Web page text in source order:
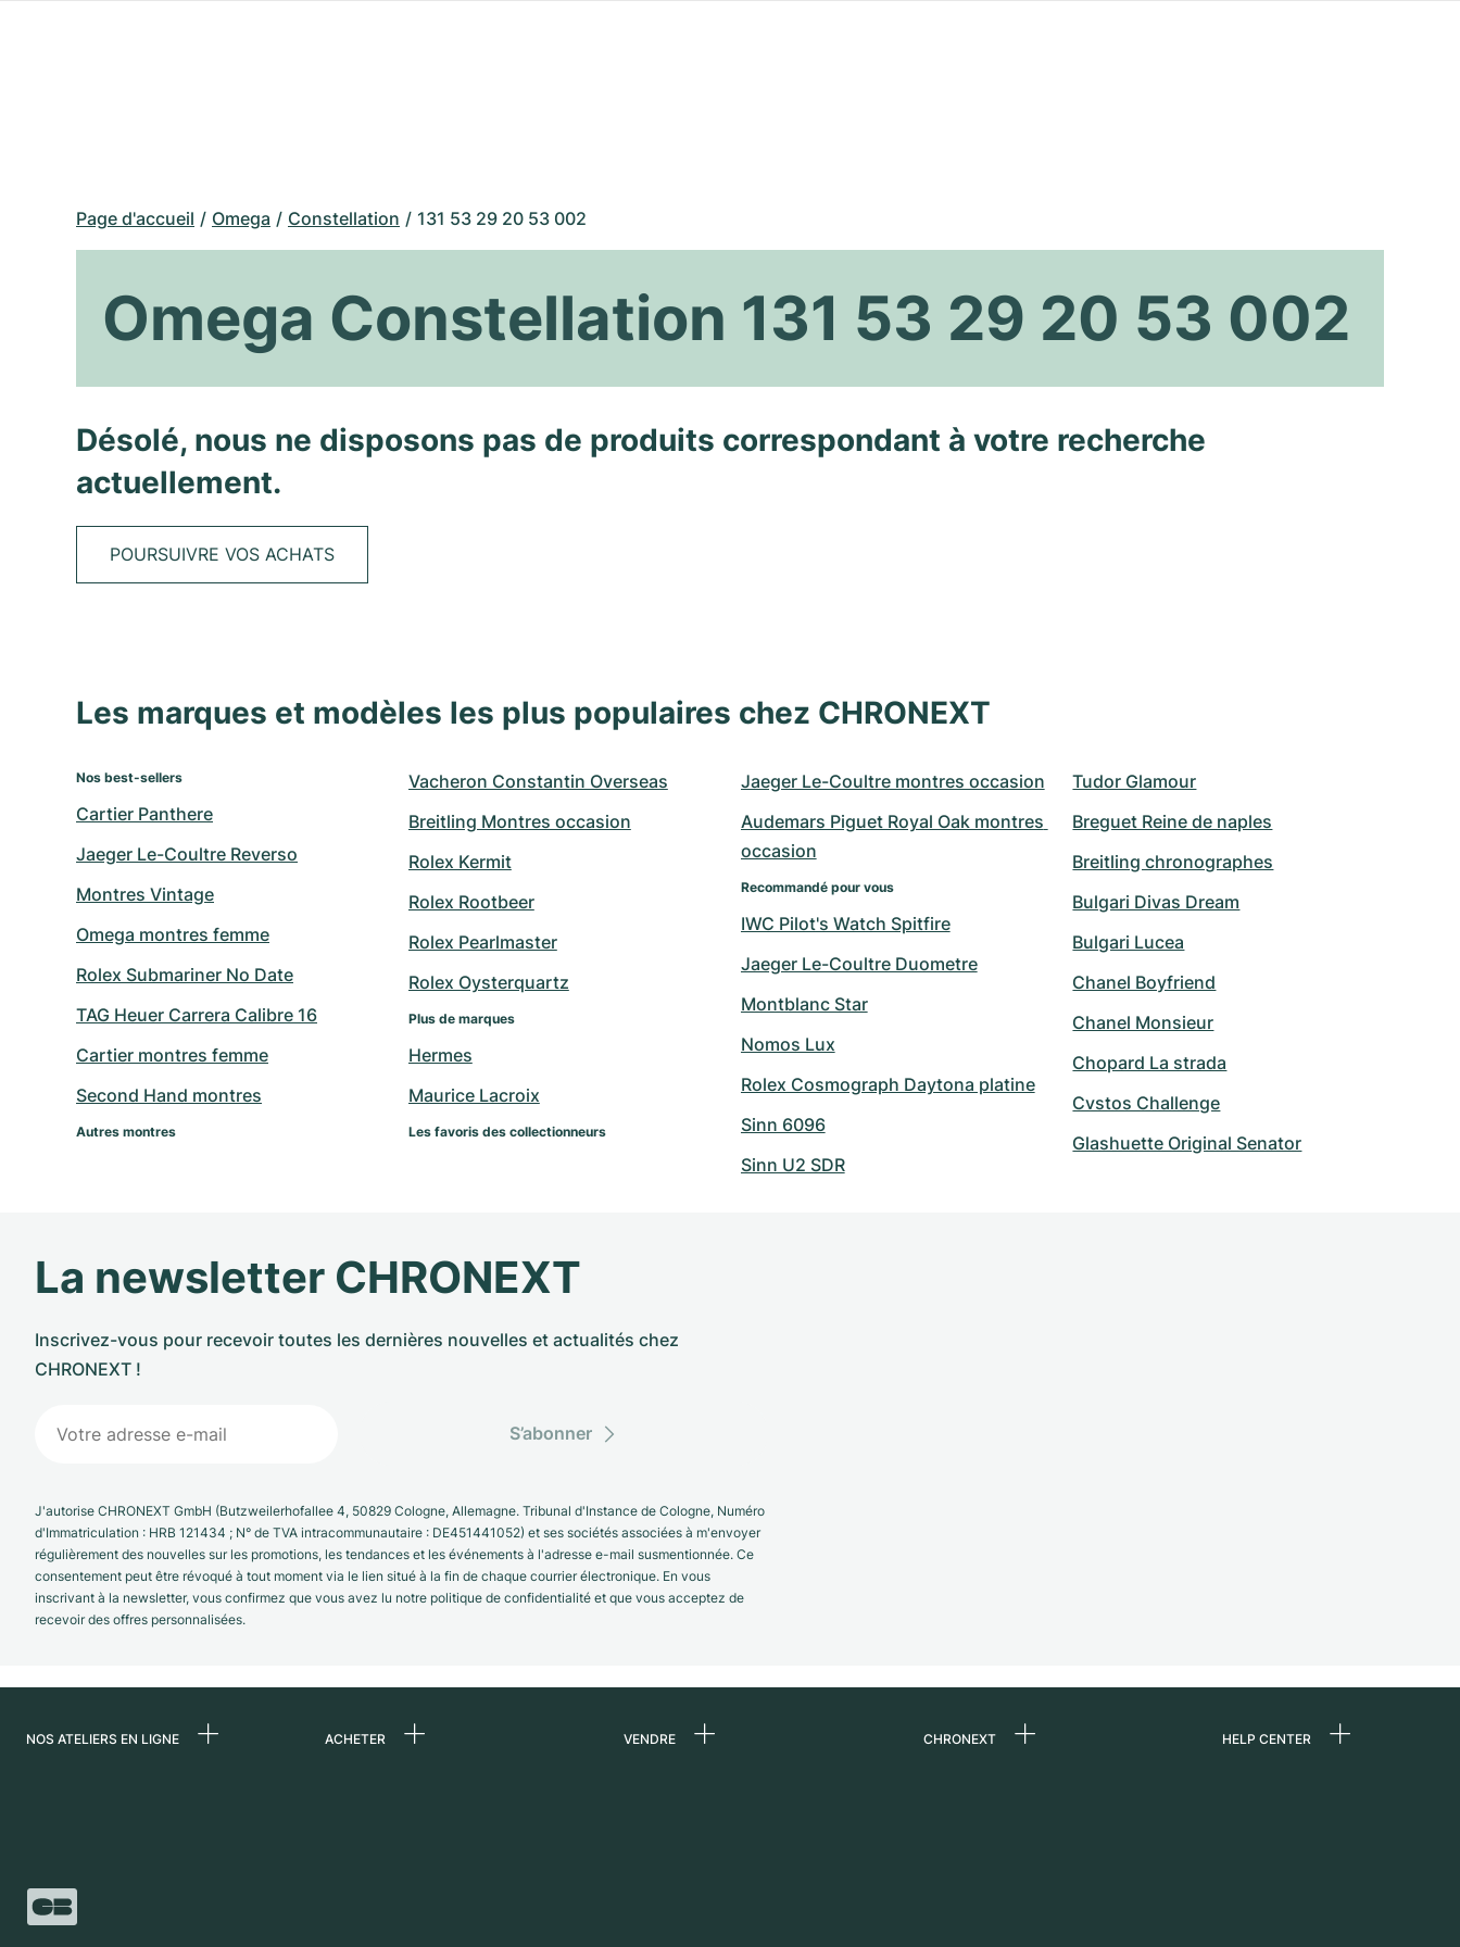
Page d'accueil Omega Constellation 131 53 29 20 53 002
Omega Constellation 131 53 29 20 53 002
Désolé, nous ne disposons pas de produits correspondant à votre recherche
actuellement.
POURSUIVRE VOS ACHATS
Les marques et modèles les plus populaires chez CHRONEXT
Nos best-sellers
Cartier Panthere
Jaeger Le-Coultre Reverso
Montres Vintage
Omega montres femme
Rolex Submariner No Date
TAG Heuer Carrera Calibre 16
Cartier montres femme
Second Hand montres
Autres montres
Vacheron Constantin Overseas
Breitling Montres occasion
Rolex Kermit
Rolex Rootbeer
Rolex Pearlmaster
Rolex Oysterquartz
Plus de marques
Hermes
Maurice Lacroix
Les favoris des collectionneurs
Jaeger Le-Coultre montres occasion
Audemars Piguet Royal Oak montres
occasion
Recommandé pour vous
IWC Pilot's Watch Spitfire
Jaeger Le-Coultre Duometre
Montblanc Star
Nomos Lux
Rolex Cosmograph Daytona platine
Sinn 6096
Sinn U2 SDR
Tudor Glamour
Breguet Reine de naples
Breitling chronographes
Bulgari Divas Dream
Bulgari Lucea
Chanel Boyfriend
Chanel Monsieur
Chopard La strada
Cvstos Challenge
Glashuette Original Senator
La newsletter CHRONEXT
Inscrivez-vous pour recevoir toutes les dernières nouvelles et actualités chez
CHRONEXT !
S’abonner
J'autorise CHRONEXT GmbH (Butzweilerhofallee 4, 50829 Cologne, Allemagne. Tribunal d'Instance de Cologne, Numéro
d'Immatriculation : HRB 121434 ; N° de TVA intracommunautaire : DE451441052) et ses sociétés associées à m'envoyer
régulièrement des nouvelles sur les promotions, les tendances et les événements à l'adresse e-mail susmentionnée. Ce
consentement peut être révoqué à tout moment via le lien situé à la fin de chaque courrier électronique. En vous
inscrivant à la newsletter, vous confirmez que vous avez lu notre politique de confidentialité et que vous acceptez de
recevoir des offres personnalisées.
NOS ATELIERS EN LIGNE
Suisse
ACHETER VENDRE CHRONEXT HELP CENTER